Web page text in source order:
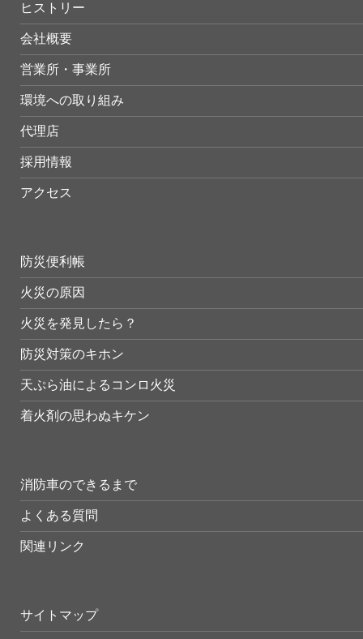
ヒストリー
会社概要
営業所・事業所
環境への取り組み
代理店
採用情報
アクセス
防災便利帳
火災の原因
火災を発見したら？
防災対策のキホン
天ぷら油によるコンロ火災
着火剤の思わぬキケン
消防車のできるまで
よくある質問
関連リンク
サイトマップ